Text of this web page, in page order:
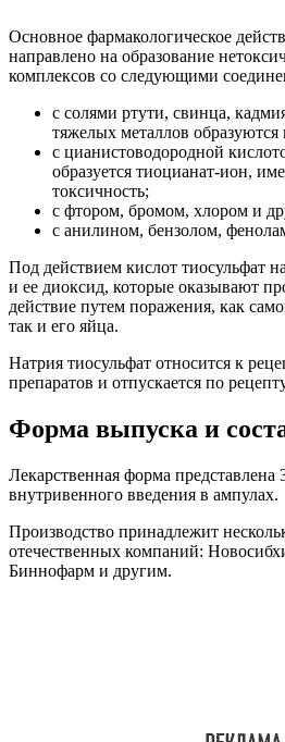
Основное фармакологическое
направлено на образование
комплексов со следующими
с солями ртути, свинца,
тяжелых металлов
с цианистоводородной
образуется тиоцианат-ион,
токсичность;
с фтором, бромом, хлором и
с анилином, бензолом,
Под действием кислот тиосульфат
и ее диоксид, которые оказывают
действие путем поражения, как
так и его яйца.
Натрия тиосульфат относится к
препаратов и отпускается по
Форма выпуска и
Лекарственная форма представлена
внутривенного введения в ампулах.
Производство принадлежит
отечественных компаний:
Биннофарм и другим.